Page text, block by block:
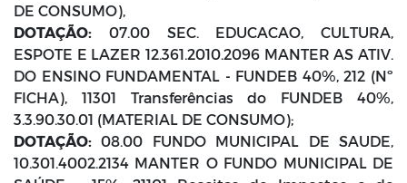
DE CONSUMO),
DOTAÇÃO: 07.00 SEC. EDUCACAO, CULTURA,
ESPOTE E LAZER 12.361.2010.2096 MANTER AS ATIV.
DO ENSINO FUNDAMENTAL - FUNDEB 40%, 212 (Nº
FICHA), 11301 Transferências do FUNDEB 40%,
3.3.90.30.01 (MATERIAL DE CONSUMO);
DOTAÇÃO: 08.00 FUNDO MUNICIPAL DE SAUDE,
10.301.4002.2134 MANTER O FUNDO MUNICIPAL DE